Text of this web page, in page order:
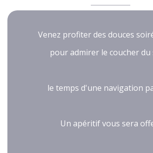
Venez profiter des douces
pour admirer le coucher du
le temps d'une navigation
Un apéritif vous sera